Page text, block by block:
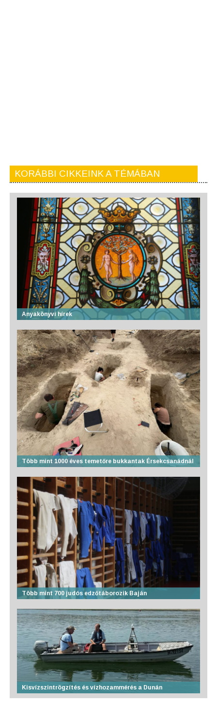
KORÁBBI CIKKEINK A TÉMÁBAN
Anyakönyvi hírek
Több mint 1000 éves temetőre bukkantak Érsekcsanádnál
Több mint 700 judós edzőtáborozik Baján
Kisvízszintrögzítés és vízhozammérés a Dunán